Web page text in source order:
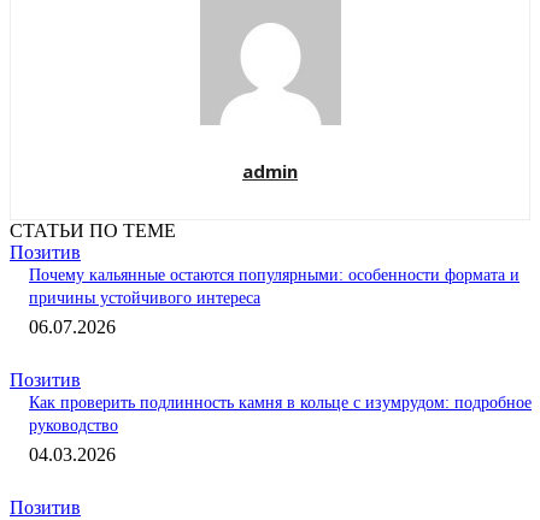
admin
СТАТЬИ ПО ТЕМЕ
Позитив
Почему кальянные остаются популярными: особенности формата и
причины устойчивого интереса
06.07.2026
Позитив
Как проверить подлинность камня в кольце с изумрудом: подробное
руководство
04.03.2026
Позитив